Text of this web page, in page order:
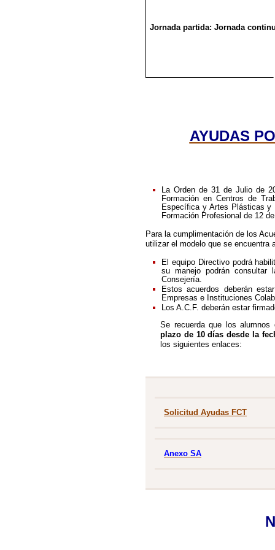
Jornada partida: Jornada
AYUDAS
La Orden de 31 de Julio de
Formación en Centros de
Específica y Artes Plásticas y
Formación Profesional de 12
Para la cumplimentación de los
utilizar el modelo que se encuentra
El equipo Directivo podrá
su manejo podrán
Consejería.
Estos acuerdos deberán
Empresas e Instituciones
Los A.C.F. deberán estar
Se recuerda que los
plazo de 10 días desde la
los siguientes enlaces:
Solicitud Ayudas FCT
Anexo SA